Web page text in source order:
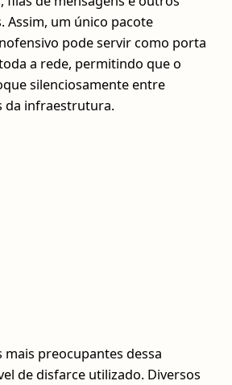
Assim, um único pacote
pode servir como porta
a rede, permitindo que o
silenciosamente entre
da infraestrutura.
mais preocupantes dessa
de disfarce utilizado. Diversos